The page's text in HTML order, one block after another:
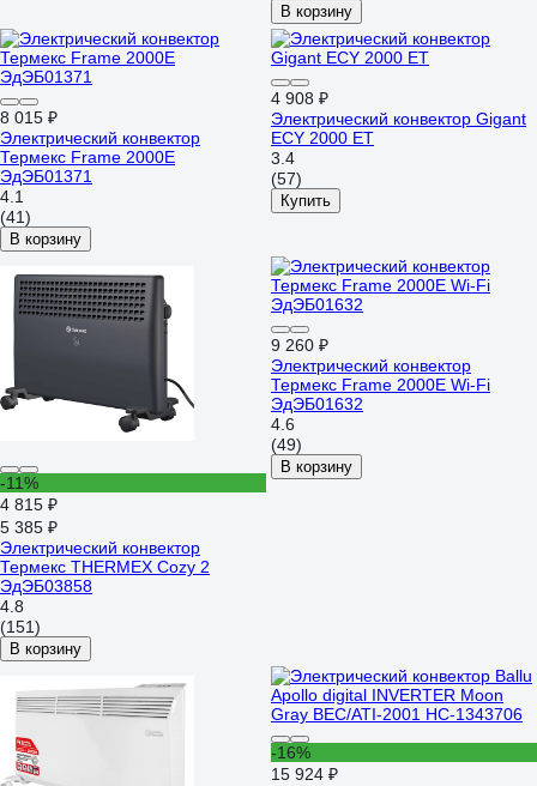
В корзину
8 015 ₽
Электрический конвектор
Термекс Frame 2000E
ЭдЭБ01371
4.1
(41)
В корзину
4 908 ₽
Электрический конвектор Gigant
ECY 2000 ET
3.4
(57)
Купить
-11%
4 815 ₽
5 385 ₽
Электрический конвектор
Термекс THERMEX Cozy 2
ЭдЭБ03858
4.8
(151)
В корзину
9 260 ₽
Электрический конвектор
Термекс Frame 2000E Wi-Fi
ЭдЭБ01632
4.6
(49)
В корзину
-16%
15 924 ₽